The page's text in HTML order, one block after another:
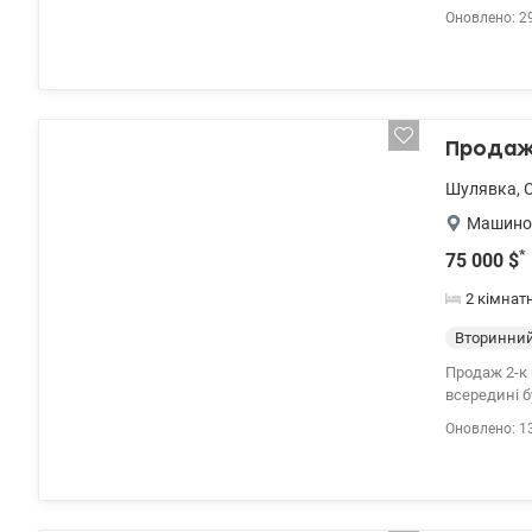
транспорт
Valion.ua/
Оновлено:
Продаж
Шулявка,
75 000 $*
2
Продаж 2-к
всередині
Оновлено: